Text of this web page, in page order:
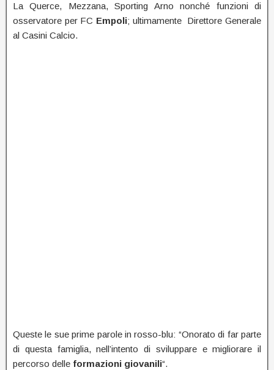
La Querce, Mezzana, Sporting Arno nonché funzioni di
osservatore per FC Empoli; ultimamente Direttore Generale
al Casini Calcio.
Queste le sue prime parole in rosso-blu: “Onorato di far parte
di questa famiglia, nell’intento di sviluppare e migliorare il
percorso delle formazioni giovanili“.